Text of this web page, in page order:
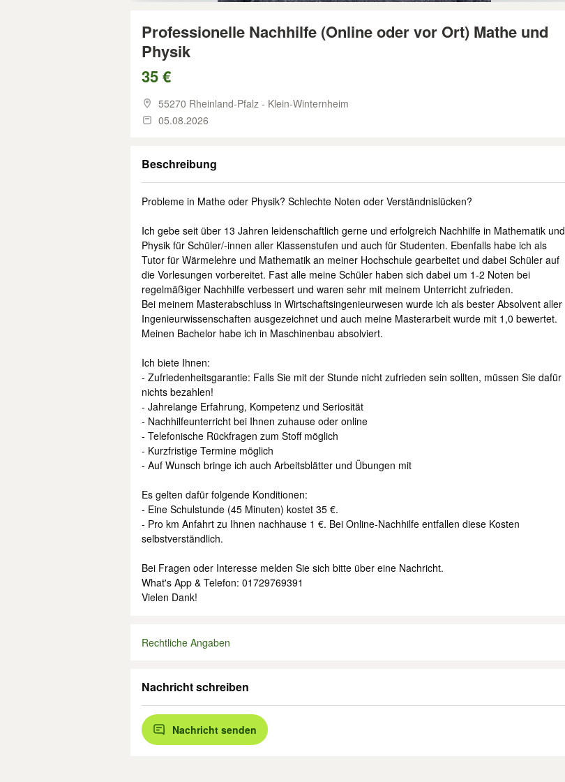
Professionelle Nachhilfe (Online oder vor Ort) Mathe und
Physik
35 €
55270 Rheinland-Pfalz - Klein-Winternheim
05.08.2026
Beschreibung
Probleme in Mathe oder Physik? Schlechte Noten oder Verständnislücken?
Ich gebe seit über 13 Jahren leidenschaftlich gerne und erfolgreich Nachhilfe in Mathematik und
Physik für Schüler/-innen aller Klassenstufen und auch für Studenten. Ebenfalls habe ich als
Tutor für Wärmelehre und Mathematik an meiner Hochschule gearbeitet und dabei Schüler auf
die Vorlesungen vorbereitet. Fast alle meine Schüler haben sich dabei um 1-2 Noten bei
regelmäßiger Nachhilfe verbessert und waren sehr mit meinem Unterricht zufrieden.
Bei meinem Masterabschluss in Wirtschaftsingenieurwesen wurde ich als bester Absolvent aller
Ingenieurwissenschaften ausgezeichnet und auch meine Masterarbeit wurde mit 1,0 bewertet.
Meinen Bachelor habe ich in Maschinenbau absolviert.
Ich biete Ihnen:
- Zufriedenheitsgarantie: Falls Sie mit der Stunde nicht zufrieden sein sollten, müssen Sie dafür
nichts bezahlen!
- Jahrelange Erfahrung, Kompetenz und Seriosität
- Nachhilfeunterricht bei Ihnen zuhause oder online
- Telefonische Rückfragen zum Stoff möglich
- Kurzfristige Termine möglich
- Auf Wunsch bringe ich auch Arbeitsblätter und Übungen mit
Es gelten dafür folgende Konditionen:
- Eine Schulstunde (45 Minuten) kostet 35 €.
- Pro km Anfahrt zu Ihnen nachhause 1 €. Bei Online-Nachhilfe entfallen diese Kosten
selbstverständlich.
Bei Fragen oder Interesse melden Sie sich bitte über eine Nachricht.
What's App & Telefon: 01729769391
Vielen Dank!
Rechtliche Angaben
Nachricht schreiben
Nachricht senden